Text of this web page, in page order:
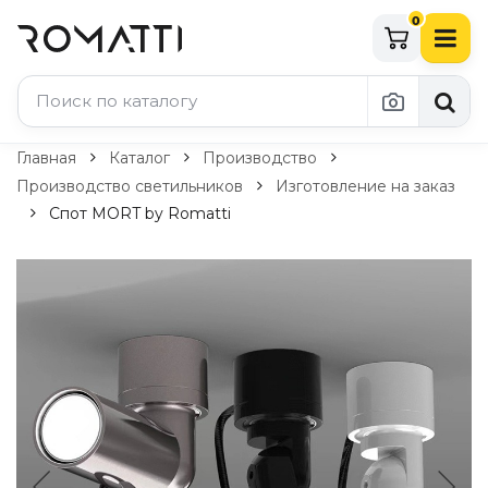
0
Каталог Romatti
Свет и освещение
Люстры
Потолочные светильники
Бра и настенные светильники
Торшеры
Технический свет
Уличное освещение
Комплектующие
Главная Каталог
Производство
Производство светильников
Изготовление на заказ
Спот MORT by Romatti